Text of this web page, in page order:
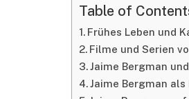
Table of
Frühes Leben und
Filme und Serien
Jaime Bergman
Jaime Bergman